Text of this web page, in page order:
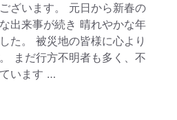
ざいます。 元日から新春の
出来事が続き 晴れやかな年
た。 被災地の皆様に心より
まだ行方不明者も多く、不
います …